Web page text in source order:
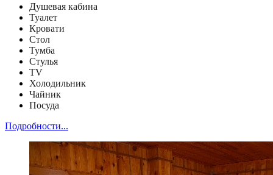
Душевая кабина
Туалет
Кровати
Стол
Тумба
Стулья
TV
Холодильник
Чайник
Посуда
Подробности...